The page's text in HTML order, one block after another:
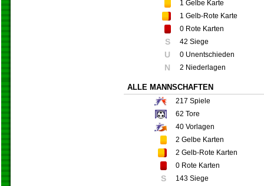
1 Gelbe Karte
1 Gelb-Rote Karte
0 Rote Karten
S 42 Siege
U 0 Unentschieden
N 2 Niederlagen
ALLE MANNSCHAFTEN
217 Spiele
62 Tore
40 Vorlagen
2 Gelbe Karten
2 Gelb-Rote Karten
0 Rote Karten
S 143 Siege